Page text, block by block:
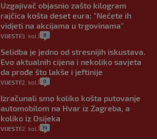
Uzgajivač objasnio zašto kilogram
rajčica košta deset eura: "Nećete ih
vidjeti na akcijama u trgovinama"
VIJESTI 3. kol. 8
Selidba je jedno od stresnijih iskustava.
Evo aktualnih cijena i nekoliko savjeta
da prođe što lakše i jeftinije
VIJESTI 2. kol. 0
Izračunali smo koliko košta putovanje
automobilom na Hvar iz Zagreba, a
koliko iz Osijeka
VIJESTI 2. kol. 14